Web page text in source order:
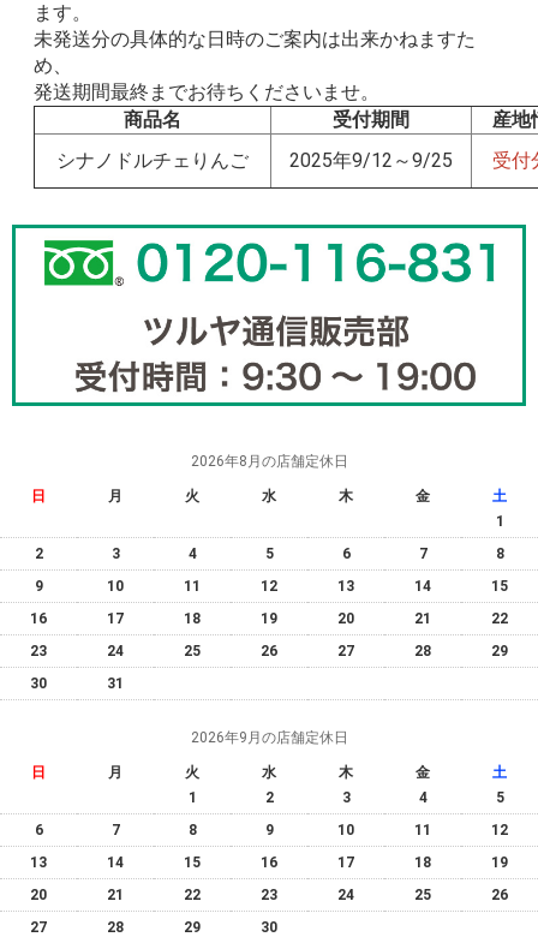
ます。
未発送分の具体的な日時のご案内は出来かねますた
め、
発送期間最終までお待ちくださいませ。
商品名 受付期間 産地
シナノドルチェりんご 2025年9/12～9/25 受付
2026年8月の店舗定休日
日 月 火 水 木 金
土
1
2
3 4 5 6 7
8
9
10 11 12 13 14
15
16
17 18 19 20 21
22
23
24 25 26 27 28
29
30
31
2026年9月の店舗定休日
日 月 火 水 木 金
土
1
2 3 4
5
6
7 8 9 10 11
12
13
14 15 16 17 18
19
20
21 22 23 24 25
26
27
28 29 30